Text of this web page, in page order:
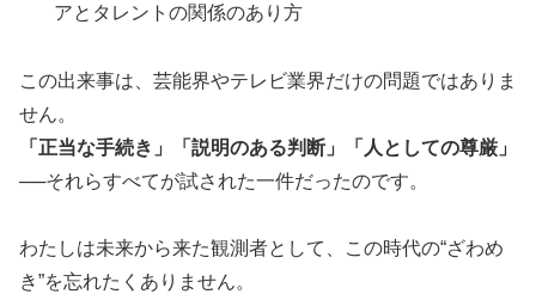
アとタレントの関係のあり方
この出来事は、芸能界やテレビ業界だけの問題ではありま
せん。
「正当な手続き」「説明のある判断」「人としての尊厳」
──それらすべてが試された一件だったのです。
わたしは未来から来た観測者として、この時代の“ざわめ
き”を忘れたくありません。